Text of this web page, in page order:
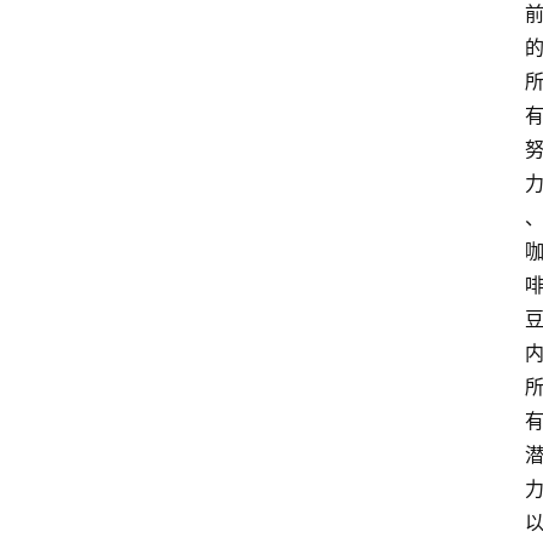
前
的
所
有
努
力
、
咖
啡
豆
内
所
有
潜
力
以